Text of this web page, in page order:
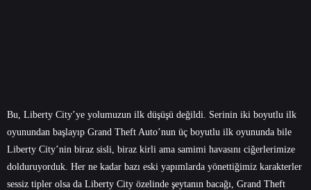
Bu, Liberty City’ye yolumuzun ilk düşüşü değildi. Serinin iki boyutlu ilk
oyunundan başlayıp Grand Theft Auto’nun üç boyutlu ilk oyununda bile
Liberty City’nin biraz sisli, biraz kirli ama samimi havasını ciğerlerimize
dolduruyorduk. Her ne kadar bazı eski yapımlarda yönettiğimiz karakterler
sessiz tipler olsa da Liberty City özelinde şeytanın bacağı, Grand Theft